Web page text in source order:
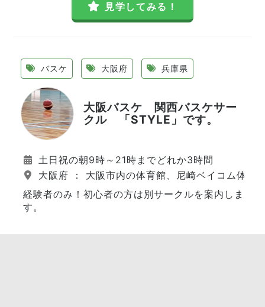
見学してみる！
バスケ 大阪府 兵庫県
大阪バスケ 関西バスケサー
クル 「STYLE」です。
土日祝の朝9時～21時までどれか3時間
大阪府 ： 大阪市内の体育館、尼崎ベイコム体育
経験者のみ！初心者の方は別サークルを案内しま
す。